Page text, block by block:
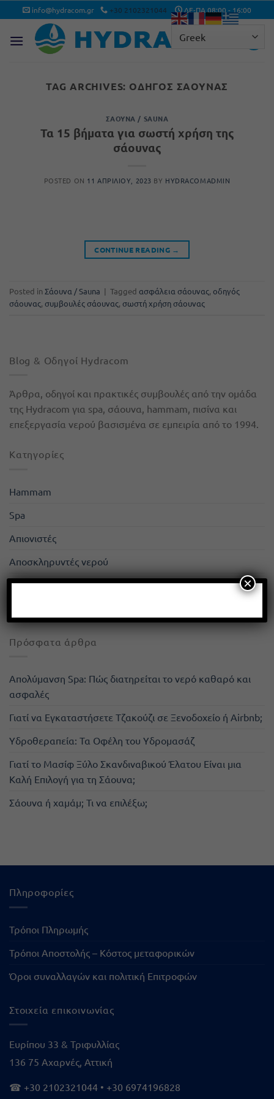
Μετάβαση
στο
περιεχόμενο
info@hydracom.gr +30 2102321044 ΔΕ-ΠΑ 08:00 - 16:00
TAG ARCHIVES: ΟΔΗΓΌΣ ΣΆΟΥΝΑΣ
ΣΆΟΥΝΑ / SAUNA
Τα 15 βήματα για σωστή χρήση της
σάουνας
POSTED ON 11 ΑΠΡΙΛΊΟΥ, 2023 BY HYDRACOMADMIN
CONTINUE READING →
Posted inΣάουνα / Sauna | Tagged ασφάλεια σάουνας, οδηγός
σάουνας, συμβουλές σάουνας, σωστή χρήση σάουνας
Blog & Οδηγοί Hydracom
Άρθρα, οδηγοί και πρακτικές συμβουλές από την ομάδα
της Hydracom για spa, σάουνα, hammam, πισίνα και
επεξεργασία νερού βασισμένα σε εμπειρία από το 1994.
Kατηγορίες
Hammam
Spa
Απιονιστές
Αποσκληρυντές νερού
Επεξεργασία Νερού
Πρόσφατα άρθρα
Απολύμανση Spa: Πώς διατηρείται το νερό καθαρό και
ασφαλές
Γιατί να Εγκαταστήσετε Τζακούζι σε Ξενοδοχείο ή Airbnb;
Υδροθεραπεία: Τα Οφέλη του Υδρομασάζ
Γιατί το Μασίφ Ξύλο Σκανδιναβικού Έλατου Είναι μια
Καλή Επιλογή για τη Σάουνα;
Σάουνα ή χαμάμ; Τι να επιλέξω;
Πληροφορίες
Τρόποι Πληρωμής
Τρόποι Αποστολής – Κόστος μεταφορικών
Όροι συναλλαγών και πολιτική Επιτροφών
Στοιχεία επικοινωνίας
Ευρίπου 33 & Τριφυλλίας
136 75 Αχαρνές, Αττική
☎ +30 2102321044 • +30 6974196828
×